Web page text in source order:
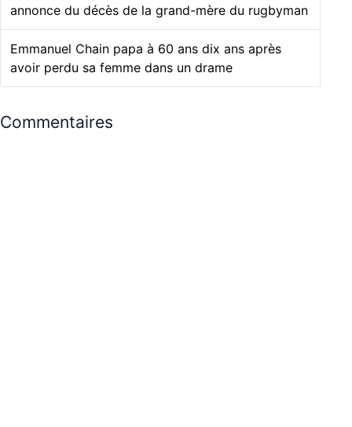
annonce du décès de la grand-mère du rugbyman
Emmanuel Chain papa à 60 ans dix ans après
avoir perdu sa femme dans un drame
Commentaires